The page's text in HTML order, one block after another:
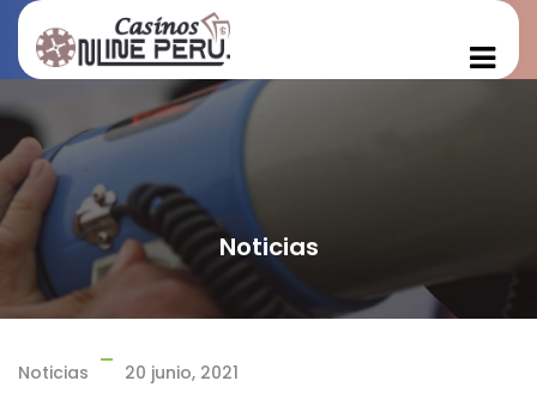
Noticias
Noticias 20 junio, 2021